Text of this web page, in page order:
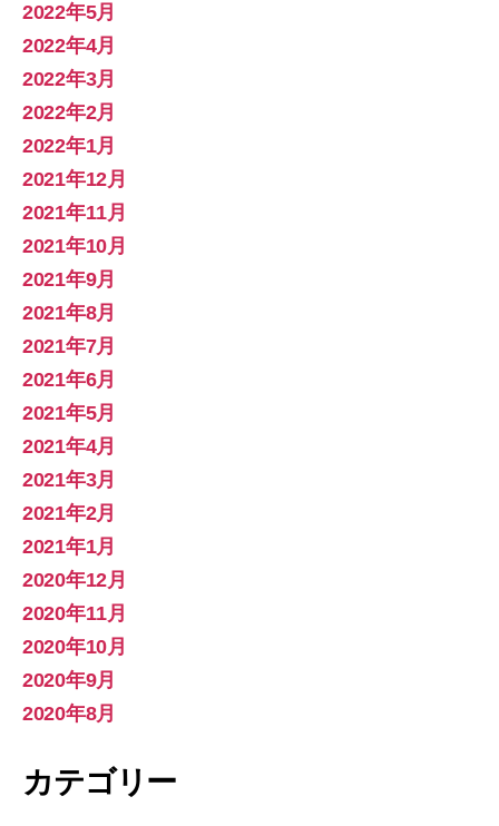
2022年5月
2022年4月
2022年3月
2022年2月
2022年1月
2021年12月
2021年11月
2021年10月
2021年9月
2021年8月
2021年7月
2021年6月
2021年5月
2021年4月
2021年3月
2021年2月
2021年1月
2020年12月
2020年11月
2020年10月
2020年9月
2020年8月
カテゴリー